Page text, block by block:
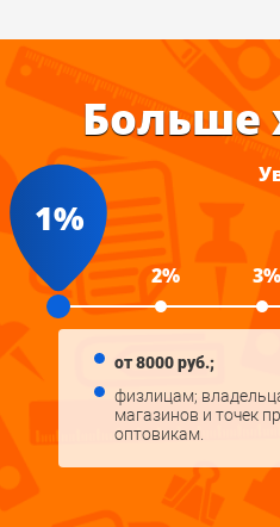
магазине
Больше
1%
от 8000 руб.;
физлицам;
магазинов и точек
оптовикам.
2% 3%